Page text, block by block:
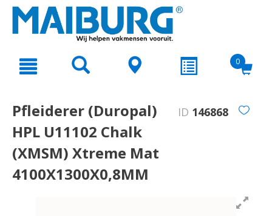
text.skipToNavigation
0
Pfleiderer (Duropal)
HPL U11102 Chalk
(XMSM) Xtreme Mat
4100X1300X0,8MM
ID 146868